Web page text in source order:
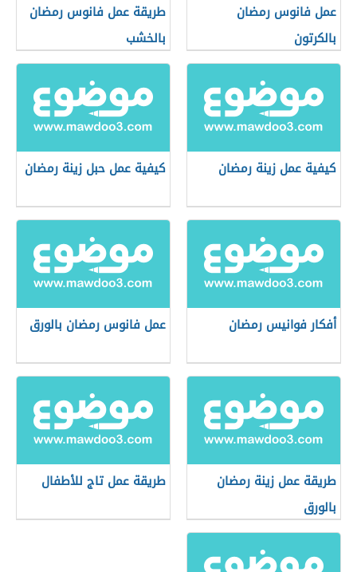
عمل فانوس رمضان
بالكرتون
طريقة عمل فانوس رمضان
بالخشب
كيفية عمل زينة رمضان كيفية عمل حبل زينة رمضان
أفكار فوانيس رمضان عمل فانوس رمضان بالورق
طريقة عمل زينة رمضان
بالورق
طريقة عمل تاج للأطفال